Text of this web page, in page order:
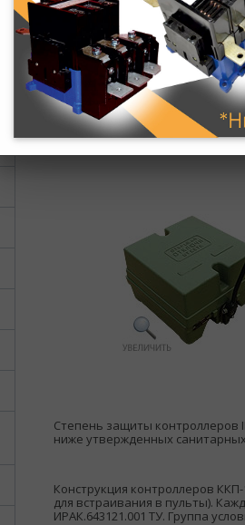
Полное описание
Степень защиты контроллеров
ниже утвержденных
Конструкция контроллеров
для встраивания в пульты).
ИРАК.643121.001 ТУ. Группа